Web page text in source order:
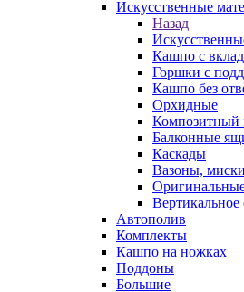
Искусственные
Назад
Кашпо с
Горшки с
Кашпо без
Орхидные
Композитный
Балконные
Каскады
Вазоны,
Вертикальное
Автополив
Комплекты
Кашпо на ножках
Поддоны
Большие